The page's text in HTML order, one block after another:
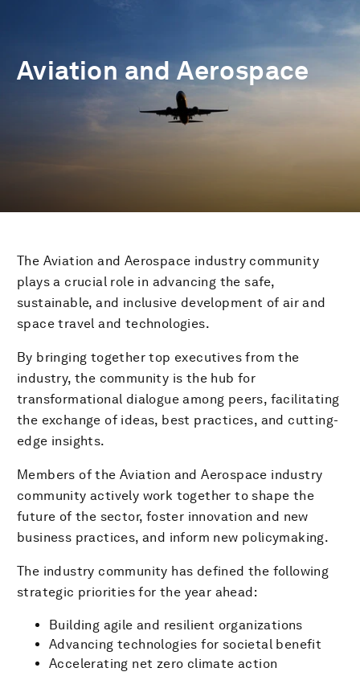
Aviation and Aerospace
The Aviation and Aerospace industry community
plays a crucial role in advancing the safe,
sustainable, and inclusive development of air and
space travel and technologies.
By bringing together top executives from the
industry, the community is the hub for
transformational dialogue among peers, facilitating
the exchange of ideas, best practices, and cutting-
edge insights.
Members of the Aviation and Aerospace industry
community actively work together to shape the
future of the sector, foster innovation and new
business practices, and inform new policymaking.
The industry community has defined the following
strategic priorities for the year ahead:
Building agile and resilient organizations
Advancing technologies for societal benefit
Accelerating net zero climate action